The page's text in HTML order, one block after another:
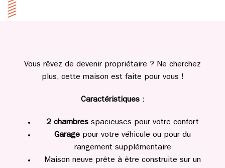
Vous rêvez de devenir propriétaire ? Ne cherchez
plus, cette maison est faite pour vous !
Caractéristiques:
2 chambres spacieuses pour votre confort
Garage pour votre véhicule ou pour du
rangement supplémentaire
Maison neuve prête à être construite sur un